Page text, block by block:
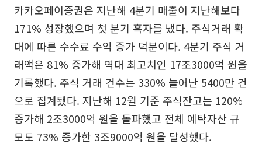
카카오페이증권은 지난해 4분기 매출이 지난해보다
171% 성장했으며 첫 분기 흑자를 냈다. 주식거래 확
대에 따른 수수료 수익 증가 덕분이다. 4분기 주식 거
래액은 81% 증가해 역대 최고치인 17조3000억 원을
기록했다. 주식 거래 건수는 330% 늘어난 5400만 건
으로 집계됐다. 지난해 12월 기준 주식잔고는 120%
증가해 2조3000억 원을 돌파했고 전체 예탁자산 규
모도 73% 증가한 3조9000억 원을 달성했다.